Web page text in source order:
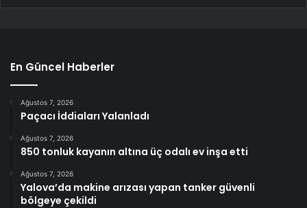
En Güncel Haberler
Ağustos 7, 2026
Paçacı İddiaları Yalanladı
Ağustos 7, 2026
850 tonluk kayanın altına üç odalı ev inşa etti
Ağustos 7, 2026
Yalova’da makine arızası yapan tanker güvenli
bölgeye çekildi